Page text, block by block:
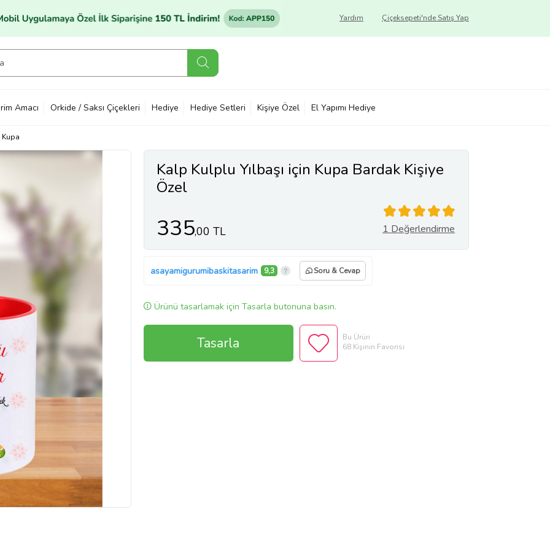
Çiçeksepeti'nde Satış Yap
Yardım
Amacı Orkide / Saksı Çiçekleri Hediye Hediye Setleri Kişiye Özel El Yapımı Hediye
Kupa
Kalp Kulplu Yılbaşı için Kupa Bardak Kişiye
Özel
335,00 TL 1 Değerlendirme
asayamigurumibaskitasarim 9,3 Soru & Cevap
Ürünü tasarlamak için Tasarla butonuna basın.
Tasarla
Bu Ürün
68 Kişinin Favorisi